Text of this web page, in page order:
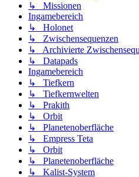
↳ Missionen
Ingamebereich
↳ Holonet
↳ Zwischensequenzen
↳ Archivierte
↳ Datapads
Ingamebereich
↳ Tiefkern
↳ Tiefkernwelten
↳ Prakith
↳ Orbit
↳ Planetenoberfläche
↳ Empress Teta
↳ Orbit
↳ Planetenoberfläche
↳ Kalist-System